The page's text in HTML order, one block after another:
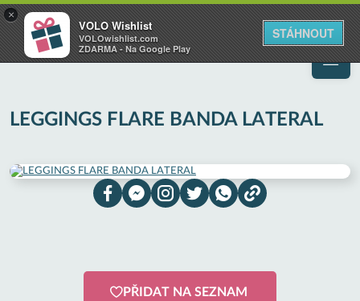
VOLO
Váš online wishlist
×
VOLO Wishlist
VOLOwishlist.com
ZDARMA - Na Google Play
STÁHNOUT
LEGGINGS FLARE BANDA LATERAL
PŘIDAT NA SEZNAM